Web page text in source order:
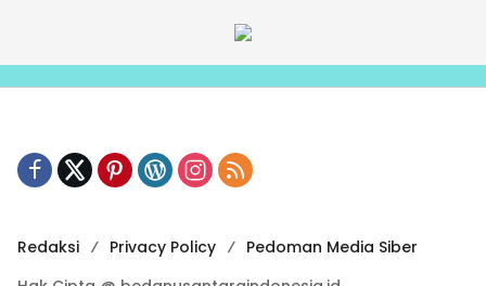
Redaksi Privacy Policy
Pedoman Media Siber